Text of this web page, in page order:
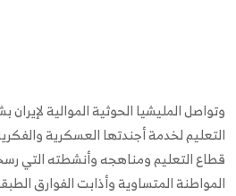
وتواصل المليشيا الحوثية الموالية
التعليم لخدمة أجندتها العسكرية
قطاع التعليم ومناهجه وأنشطته التي
المواطنة المتساوية وأذابت الفوارق